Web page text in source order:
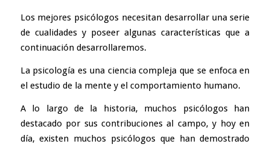
Los mejores psicólogos necesitan desarrollar una serie
de cualidades y poseer algunas características que a
continuación desarrollaremos.
La psicología es una ciencia compleja que se enfoca en
el estudio de la mente y el comportamiento humano.
A lo largo de la historia, muchos psicólogos han
destacado por sus contribuciones al campo, y hoy en
día, existen muchos psicólogos que han demostrado